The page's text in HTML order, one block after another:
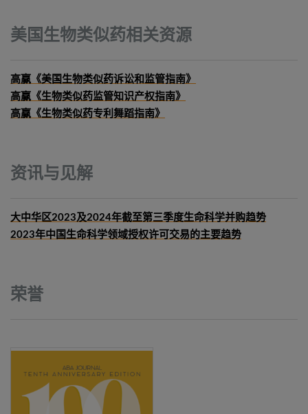
美国生物类似药相关资源
高赢《美国生物类似药诉讼和监管指南》
高赢《生物类似药监管知识产权指南》
高赢《生物类似药专利舞蹈指南》
资讯与见解
大中华区2023及2024年截至第三季度生命科学并购趋势
2023年中国生命科学领域授权许可交易的主要趋势
荣誉